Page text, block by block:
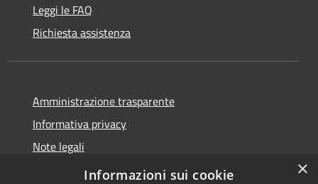
Leggi le FAQ
Richiesta assistenza
Amministrazione trasparente
Informativa privacy
Note legali
Dichiarazione di accessibilità
×
Informazioni sui cookie